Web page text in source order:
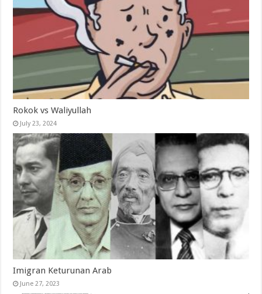
Rokok vs Waliyullah
July 23, 2024
Imigran Keturunan Arab
June 27, 2023